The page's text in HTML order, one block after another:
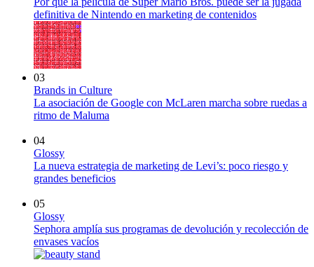
definitiva de Nintendo en marketing de contenidos
03
Brands in Culture
La asociación de Google con McLaren marcha sobre ruedas a
ritmo de Maluma
04
Glossy
La nueva estrategia de marketing de Levi’s: poco riesgo y
grandes beneficios
05
Glossy
Sephora amplía sus programas de devolución y recolección de
envases vacíos